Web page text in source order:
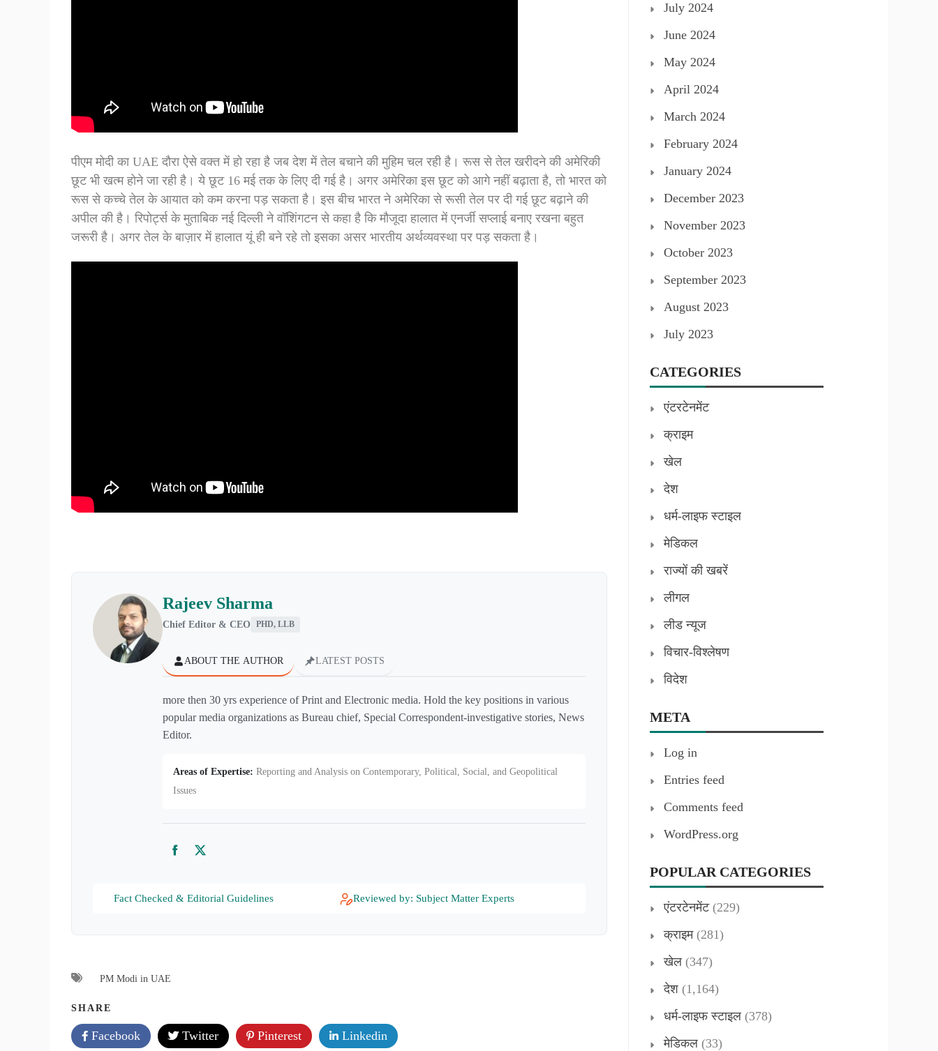
पीएम मोदी का UAE दौरा ऐसे वक्त में हो रहा है जब देश में तेल बचाने की मुहिम चल रही है। रूस से तेल खरीदने की अमेरिकी
छूट भी खत्म होने जा रही है। ये छूट 16 मई तक के लिए दी गई है। अगर अमेरिका इस छूट को आगे नहीं बढ़ाता है, तो भारत को
रूस से कच्चे तेल के आयात को कम करना पड़ सकता है। इस बीच भारत ने अमेरिका से रूसी तेल पर दी गई छूट बढ़ाने की
अपील की है। रिपोर्ट्स के मुताबिक नई दिल्ली ने वॉशिंगटन से कहा है कि मौजूदा हालात में एनर्जी सप्लाई बनाए रखना बहुत
जरूरी है। अगर तेल के बाज़ार में हालात यूं ही बने रहे तो इसका असर भारतीय अर्थव्यवस्था पर पड़ सकता है।
Rajeev Sharma
Chief Editor & CEO PHD, LLB
ABOUT THE AUTHOR LATEST POSTS
more then 30 yrs experience of Print and Electronic media. Hold the key positions in various
popular media organizations as Bureau chief, Special Correspondent-investigative stories, News
Editor.
Areas of Expertise: Reporting and Analysis on Contemporary, Political, Social, and Geopolitical
Issues
FacebookTwitter
Fact Checked & Editorial Guidelines Reviewed by: Subject Matter Experts
PM Modi in UAE
SHARE
Facebook Twitter Pinterest Linkedin
July 2024
June 2024
May 2024
April 2024
March 2024
February 2024
January 2024
December 2023
November 2023
October 2023
September 2023
August 2023
July 2023
CATEGORIES
एंटरटेनमेंट
क्राइम
खेल
देश
धर्म-लाइफ स्टाइल
मेडिकल
राज्यों की खबरें
लीगल
लीड न्यूज
विचार-विश्लेषण
विदेश
META
Log in
Entries feed
Comments feed
WordPress.org
POPULAR CATEGORIES
एंटरटेनमेंट(229)
क्राइम(281)
खेल (347)
देश (1,164)
धर्म-लाइफ स्टाइल (378)
मेडिकल (33)